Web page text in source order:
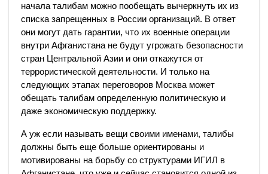
начала талибам можно пообещать вычеркнуть их из
списка запрещенных в России организаций. В ответ
они могут дать гарантии, что их военные операции
внутри Афганистана не будут угрожать безопасности
стран Центральной Азии и они откажутся от
террористической деятельности. И только на
следующих этапах переговоров Москва может
обещать талибам определенную политическую и
даже экономическую поддержку.
А уж если называть вещи своими именами, талибы
должны быть еще больше ориентированы и
мотивированы на борьбу со структурами ИГИЛ в